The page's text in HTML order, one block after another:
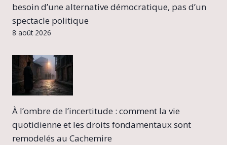
besoin d’une alternative démocratique, pas d’un
spectacle politique
8 août 2026
À l’ombre de l’incertitude : comment la vie
quotidienne et les droits fondamentaux sont
remodelés au Cachemire